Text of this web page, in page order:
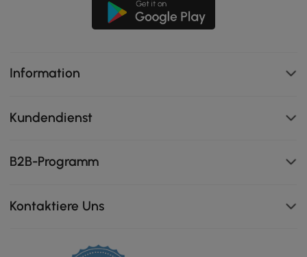
Information
Kundendienst
B2B-Programm
Kontaktiere Uns